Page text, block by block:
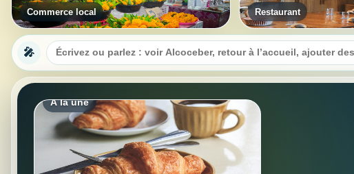
Restaurant Hébergement
🎤
Commerce local